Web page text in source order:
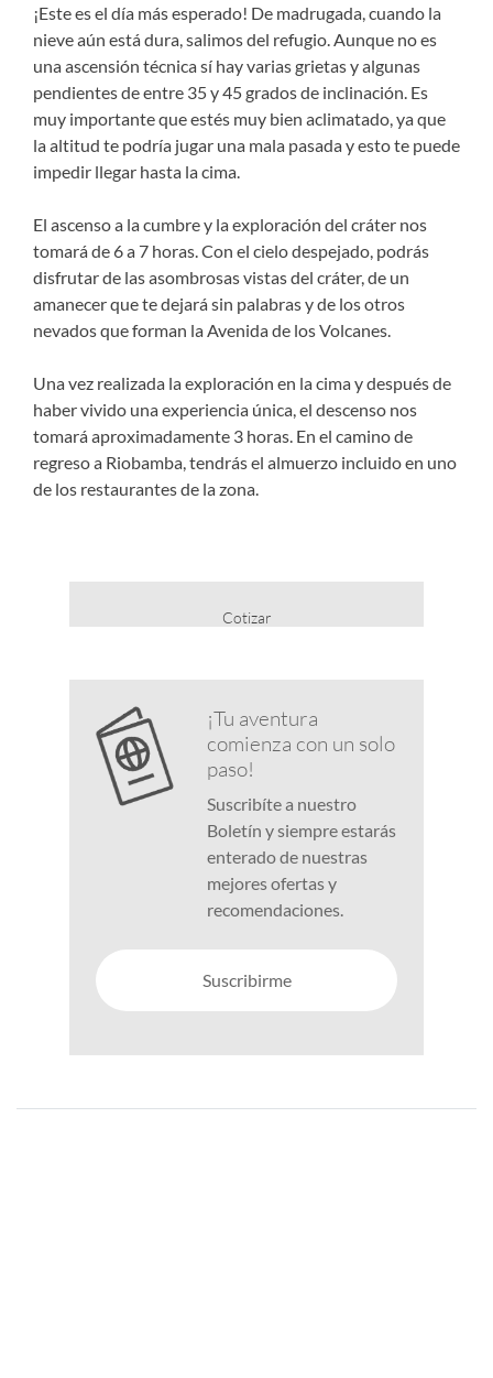
¡Este es el día más esperado! De madrugada, cuando la
nieve aún está dura, salimos del refugio. Aunque no es
una ascensión técnica sí hay varias grietas y algunas
pendientes de entre 35 y 45 grados de inclinación. Es
muy importante que estés muy bien aclimatado, ya que
la altitud te podría jugar una mala pasada y esto te puede
impedir llegar hasta la cima.
El ascenso a la cumbre y la exploración del cráter nos
tomará de 6 a 7 horas. Con el cielo despejado, podrás
disfrutar de las asombrosas vistas del cráter, de un
amanecer que te dejará sin palabras y de los otros
nevados que forman la Avenida de los Volcanes.
Una vez realizada la exploración en la cima y después de
haber vivido una experiencia única, el descenso nos
tomará aproximadamente 3 horas. En el camino de
regreso a Riobamba, tendrás el almuerzo incluido en uno
de los restaurantes de la zona.
Cotizar
¡Tu aventura
comienza con un solo
paso!
Suscribíte a nuestro
Boletín y siempre estarás
enterado de nuestras
mejores ofertas y
recomendaciones.
Suscribirme